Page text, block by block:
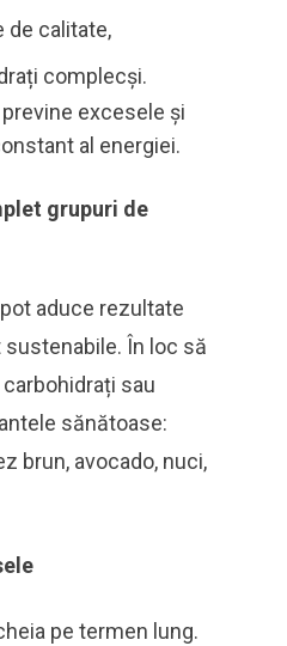
de calitate,
complecși.
excesele și
al energiei.
grupuri de
aduce rezultate
sustenabile. În loc să
sau
sănătoase:
brun, avocado, nuci,
pe termen lung.